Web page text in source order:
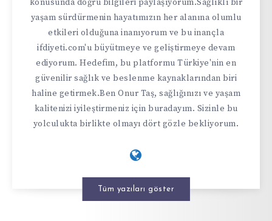
konusunda doğru bilgileri paylaşıyorum.Sağlıklı bir
yaşam sürdürmenin hayatımızın her alanına olumlu
etkileri olduğuna inanıyorum ve bu inançla
ifdiyeti.com'u büyütmeye ve geliştirmeye devam
ediyorum. Hedefim, bu platformu Türkiye'nin en
güvenilir sağlık ve beslenme kaynaklarından biri
haline getirmek.Ben Onur Taş, sağlığınızı ve yaşam
kalitenizi iyileştirmeniz için buradayım. Sizinle bu
yolculukta birlikte olmayı dört gözle bekliyorum.
Tüm yazıları göster